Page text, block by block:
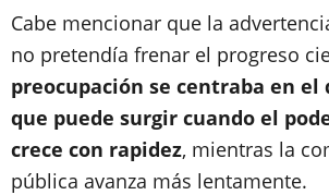
Cabe mencionar que la
no pretendía frenar el progreso
preocupación se centraba en
que puede surgir cuando el
crece con rapidez, mientras la
pública avanza más lentamente.